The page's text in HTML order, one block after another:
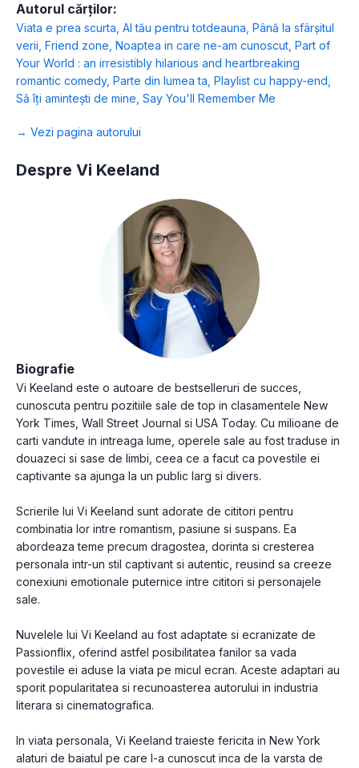
Autorul cărților:
Viata e prea scurta Al tău pentru totdeauna Până la sfârșitul
verii Friend zone Noaptea in care ne-am cunoscut Part of
Your World : an irresistibly hilarious and heartbreaking
romantic comedy, Parte din lumea ta Playlist cu happy-end
Să îți amintești de mine Say You'll Remember Me
→ Vezi pagina autorului
Despre Vi Keeland
Biografie
Vi Keeland este o autoare de bestselleruri de succes,
cunoscuta pentru pozitiile sale de top in clasamentele New
York Times, Wall Street Journal si USA Today. Cu milioane de
carti vandute in intreaga lume, operele sale au fost traduse in
douazeci si sase de limbi, ceea ce a facut ca povestile ei
captivante sa ajunga la un public larg si divers.
Scrierile lui Vi Keeland sunt adorate de cititori pentru
combinatia lor intre romantism, pasiune si suspans. Ea
abordeaza teme precum dragostea, dorinta si cresterea
personala intr-un stil captivant si autentic, reusind sa creeze
conexiuni emotionale puternice intre cititori si personajele
sale.
Nuvelele lui Vi Keeland au fost adaptate si ecranizate de
Passionflix, oferind astfel posibilitatea fanilor sa vada
povestile ei aduse la viata pe micul ecran. Aceste adaptari au
sporit popularitatea si recunoasterea autorului in industria
literara si cinematografica.
In viata personala, Vi Keeland traieste fericita in New York
alaturi de baiatul pe care l-a cunoscut inca de la varsta de